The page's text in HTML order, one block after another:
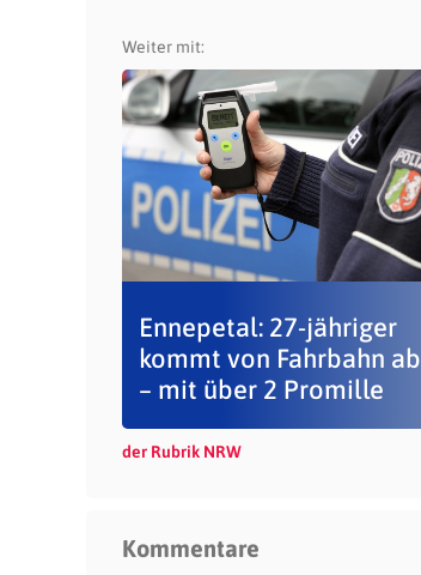
Weiter mit:
Ennepetal: 27-jähriger
kommt von Fahrbahn ab
– mit über 2 Promille
der Rubrik NRW
Kommentare